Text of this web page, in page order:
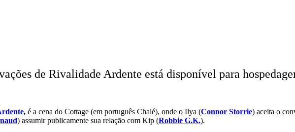
de Rivalidade Ardente está disponível para
, é a cena do Cottage (em português Chalé), onde o Ilya (Connor Storrie) aceita o
) assumir publicamente sua relação com Kip (Robbie G.K.).